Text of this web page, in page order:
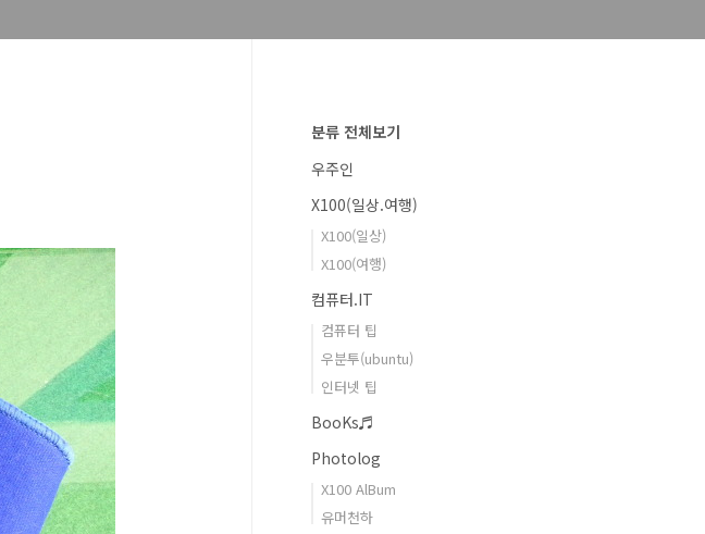
분류 전체보기
우주인
X100(일상.여행)
X100(일상)
X100(여행)
컴퓨터.IT
컴퓨터 팁
우분투(ubuntu)
인터넷 팁
BooKs♬
Photolog
X100 AlBum
유머천하